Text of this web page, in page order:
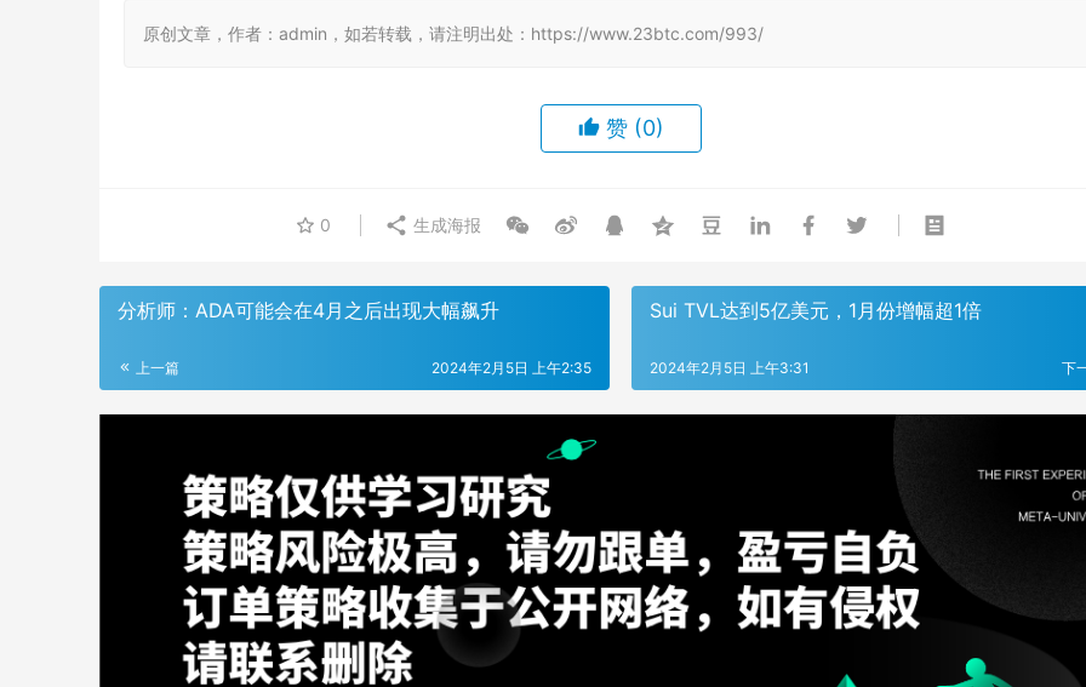
原创文章，作者：admin，如若转载，请注明出处：https://www.23btc.com/993/
赞 (0)
0 生成海报
分析师：ADA可能会在4月之后出现大幅飙升
上一篇 2024年2月5日 上午2:35
Sui TVL达到5亿美元，1月份增幅超1倍
下
2024年2月5日 上午3:31